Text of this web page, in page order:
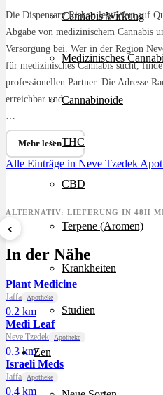
Cannabis Wirkung
Medizinisches
Cannabinoide
THC
CBD
Terpene (Aromen)
Krankheiten
Studien
Zen
Die Dispensary Rishon legt Wert auf
Abgabe von medizinischem Cannabis
Versorgung bei. Wer in der Region
für medizinisches Cannabis sucht,
professionellen Partner. Die Adresse
erreichbar und
…
Mehr lesen →
Alle Einträge in Neve Tzedek
ALTERNATIV: LIEFERUNG IN 48H
‹
8 Ball Kush
ab 7,29 €/g
In der Nähe
Plant Medicine
Jaffa Apotheke
0.2 km
Medi Leaf
Neve Tzedek Apotheke
0.3 km
Israeli Meds
Jaffa Apotheke
0.4 km